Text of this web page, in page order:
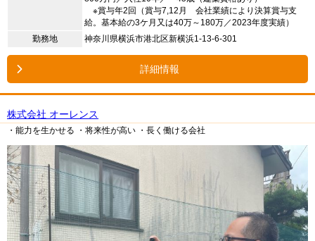
※賞与年2回（賞与7,12月 会社業績により決算賞与支
給。基本給の3ケ月又は40万～180万／2023年度実績）
勤務地
神奈川県横浜市港北区新横浜1-13-6-301
詳細情報
株式会社 オーレンス
・能力を生かせる ・将来性が高い ・長く働ける会社